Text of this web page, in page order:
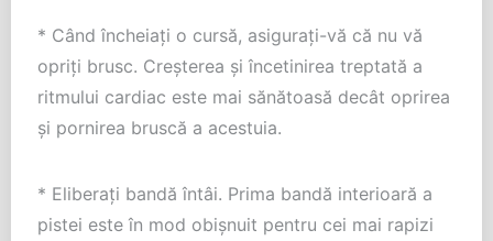
* Când încheiați o cursă, asigurați-vă că nu vă
opriți brusc. Creșterea și încetinirea treptată a
ritmului cardiac este mai sănătoasă decât oprirea
și pornirea bruscă a acestuia.
* Eliberați bandă întâi. Prima bandă interioară a
pistei este în mod obișnuit pentru cei mai rapizi